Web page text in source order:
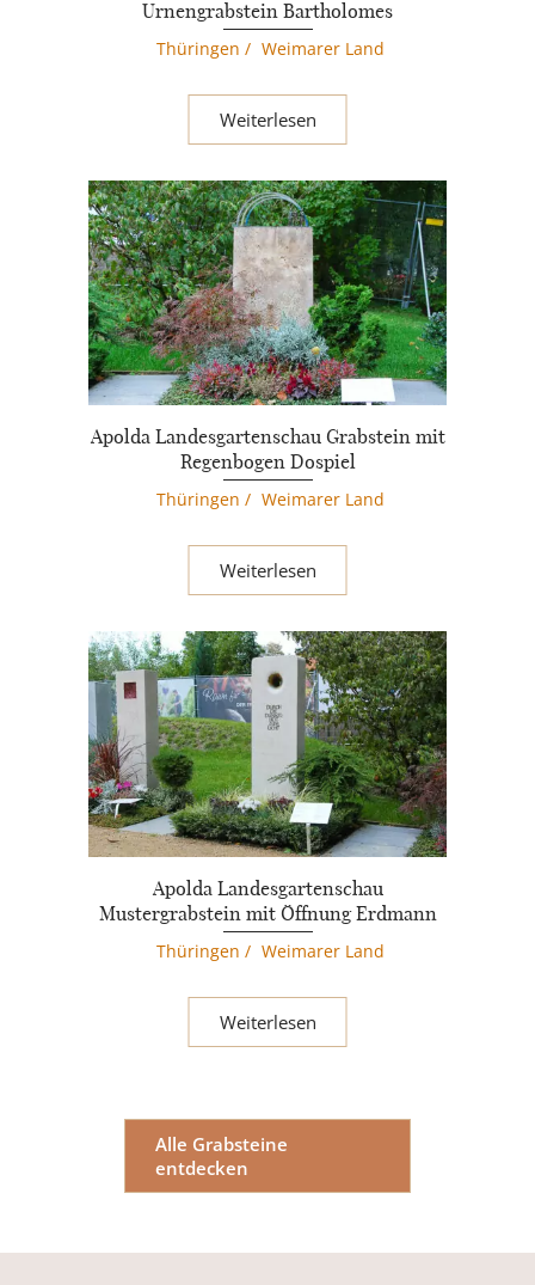
Urnengrabstein Bartholomes
Thüringen / Weimarer Land
Weiterlesen
Apolda Landesgartenschau Grabstein mit
Regenbogen Dospiel
Thüringen / Weimarer Land
Weiterlesen
Apolda Landesgartenschau
Mustergrabstein mit Öffnung Erdmann
Thüringen / Weimarer Land
Weiterlesen
Alle Grabsteine
entdecken